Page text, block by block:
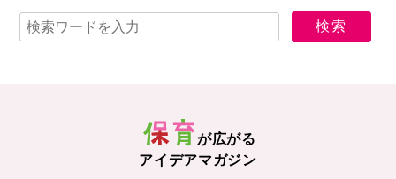
が広がる
アイデアマガジン